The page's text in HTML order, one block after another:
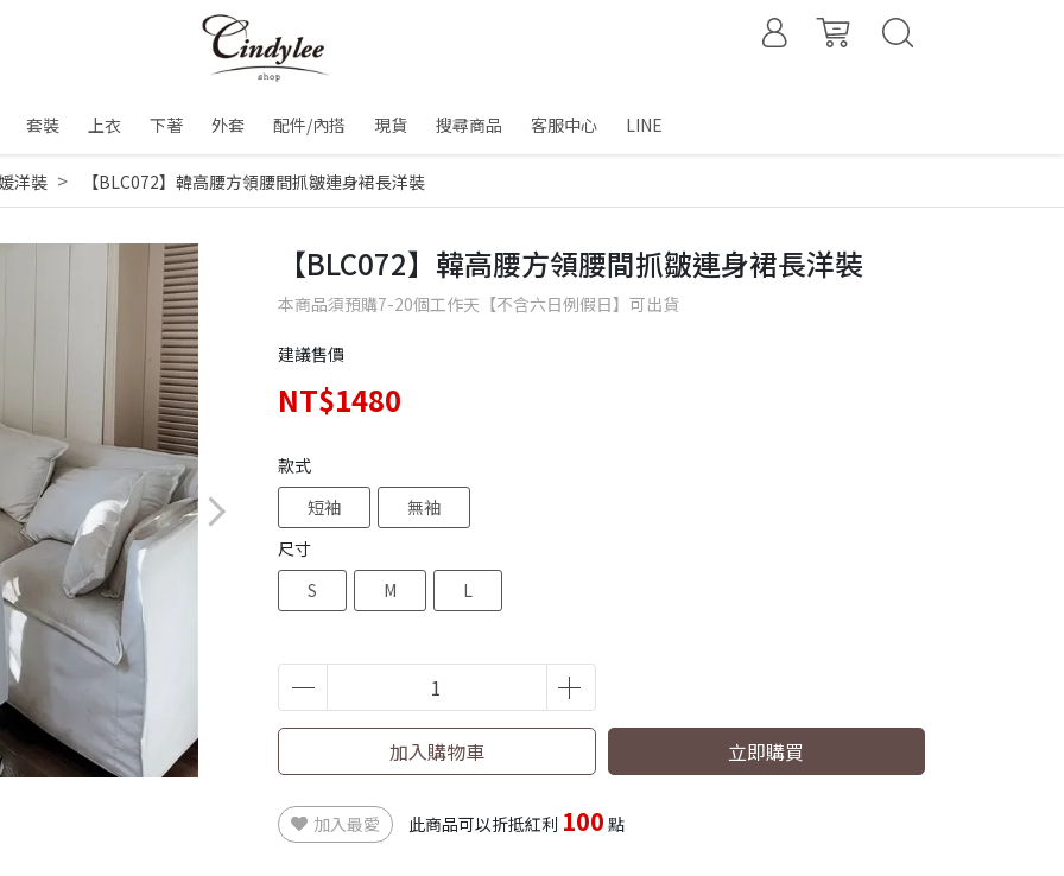
套裝 上衣 下著 外套 配件/內搭 現貨 搜尋商品 客服中心 LINE
洋裝 【BLC072】韓高腰方領腰間抓皺連身裙長洋裝
【BLC072】韓高腰方領腰間抓皺連身裙長洋裝
本商品須預購7-20個工作天【不含六日例假日】可出貨
建議售價
NT$1480
款式
短袖
無袖
尺寸
S
M L
加入購物車 立即購買
加入最愛 此商品可以折抵紅利 100 點